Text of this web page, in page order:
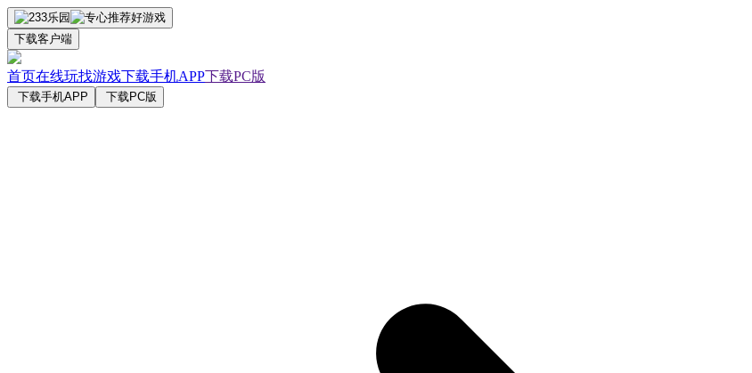
下载客户端
首页在线玩找游戏下载手机APP下载PC版
下载手机APP 下载PC版